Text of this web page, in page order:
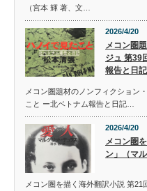
（宮本 輝 著、文…
2026/4/20
メコン圏
ジュ 第39
報告と日
メコン圏題材のノンフィクション
こと ー北ベトナム報告と日記…
2026/4/20
メコン圏
ン」（マ
メコン圏を描く海外翻訳小説 第21